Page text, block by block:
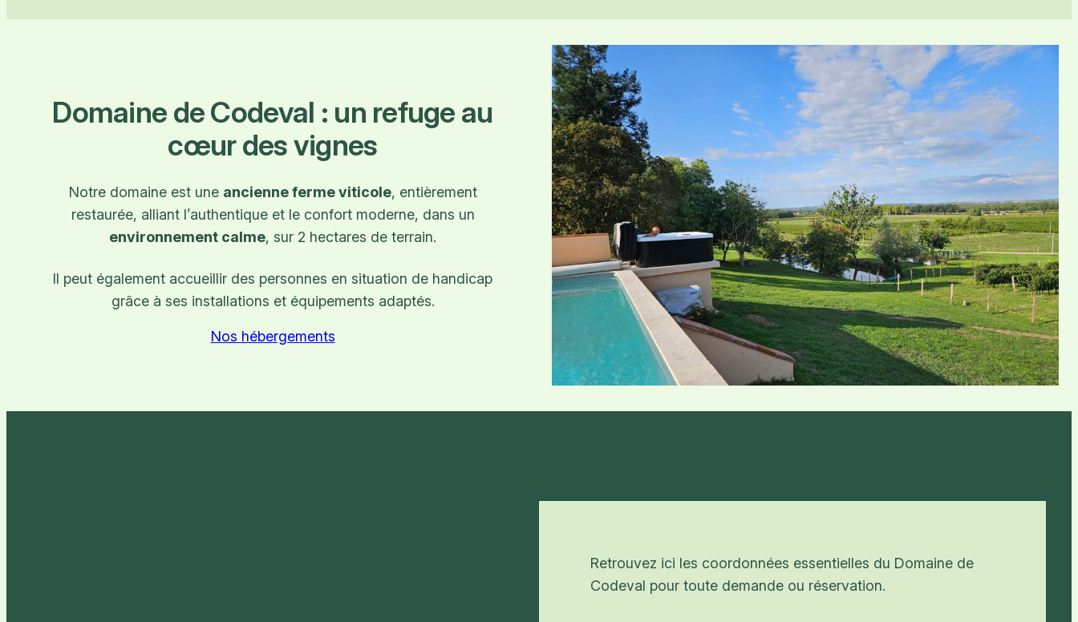
Domaine de Codeval : un refuge au
cœur des vignes
Notre domaine est une ancienne ferme viticole, entièrement
restaurée, alliant l’authentique et le confort moderne, dans un
environnement calme, sur 2 hectares de terrain.
Il peut également accueillir des personnes en situation de handicap
grâce à ses installations et équipements adaptés.
Nos hébergements
Retrouvez ici les coordonnées essentielles du Domaine de
Codeval pour toute demande ou réservation.